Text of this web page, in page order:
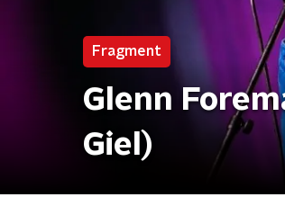
Fragment
Glenn
Giel)